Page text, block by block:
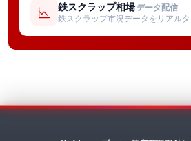
鉄スクラップ相場 データ配信
鉄スクラップ市況データをリアル